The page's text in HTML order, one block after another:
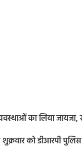
का लिया
को डीआरपी